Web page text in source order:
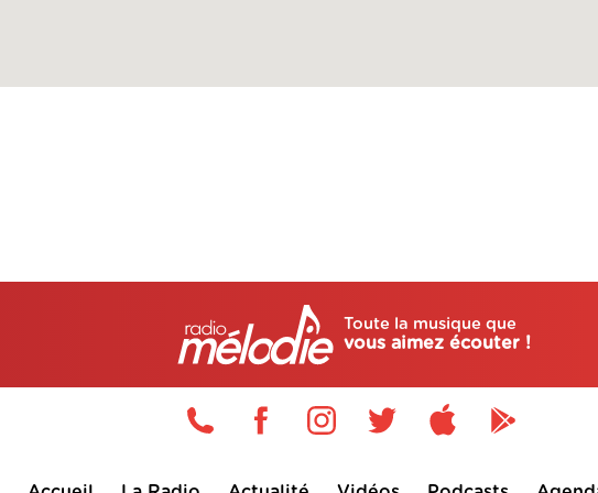
Toute la musique que
vous aimez écouter !